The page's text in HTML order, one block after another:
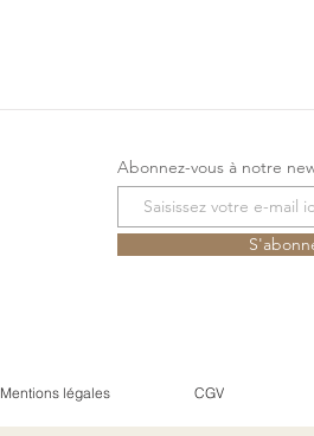
Abonnez-vous à notre
Mentions légales CGV